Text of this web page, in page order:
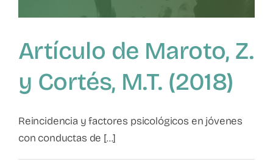
padres
los
hijos:
revisión
Artículo de Maroto, Z.
y Cortés, M.T. (2018)
Reincidencia y factores psicológicos en jóvenes
con conductas de [...]